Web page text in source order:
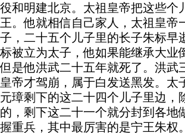
役和明建北京。太祖皇帝把这些个
王。他就相信自己家人，太祖皇帝
子，二十五个儿子里的长子朱标早
标被立为太子，他如果能继承大业
但是他洪武二十五年就死了。洪武
皇帝才驾崩，属于白发送黑发。太
元璋剩下的这二十四个儿子里边，
的，剩下这二十一个就分封到各地
握重兵，其中最厉害的是宁王朱权